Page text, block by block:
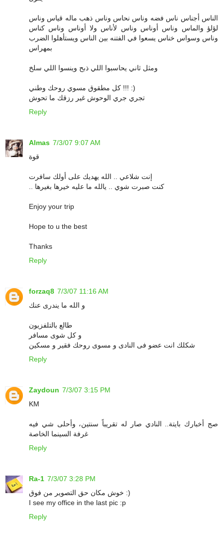
الناس أجناس ناس فضه وناس نحاس وناس ذهب ماله قياس وناس
لؤلؤ والماس وناس أوناس وناس لأناس ولا أوناس وناس كناس
وناس وسواس خناس يسعوا في الفتنه بين الناس ويستأهلوا الضرب
بمهراس
ومثل ثاني يحاسبوا اللي ذبح وينسوا اللي سلخ
كل مطقوق مسوي روحك وطني !!! :)
تجري جري الوحوش غير رزقك ما تحوش
Reply
Almas 7/3/07 9:07 AM
قوة
إنت شلاعي .. الله يهديك على أولك سافرت
.. كنت صبرت شوي .. يالله ما عليه خيرها بغيرها
Enjoy your trip
Hope to u the best
Thanks
Reply
forzaq8 7/3/07 11:16 AM
و الله ما يندرى عنك
طالع بالتلفزيون
و كل شوى مسافر
شكلك انت عضو فى النادى و مسوى روحك فقير و مسكين
Reply
Zaydoun 7/3/07 3:15 PM
KM
صج أخبارك بايتة.. النادي صار له تقريباً سنتين، وأحلى شي فيه
غرفة السينما الخاصة
Reply
Ra-1 7/3/07 3:28 PM
خوش مكان حق التصوير من فوق :)
I see my office in the last pic :p
Reply